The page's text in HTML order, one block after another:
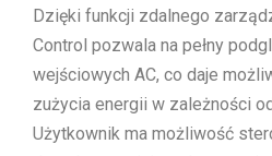
Dzięki funkcji zdalnego
Control pozwala na pełny
wejściowych AC, co daje
zużycia energii w zależności
Użytkownik ma możliwość